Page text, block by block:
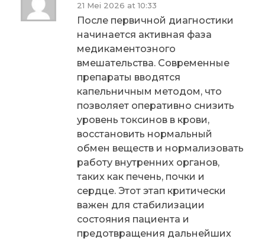
21 Mei 2026 at 10:33
После первичной диагностики
начинается активная фаза
медикаментозного
вмешательства. Современные
препараты вводятся
капельничным методом, что
позволяет оперативно снизить
уровень токсинов в крови,
восстановить нормальный
обмен веществ и нормализовать
работу внутренних органов,
таких как печень, почки и
сердце. Этот этап критически
важен для стабилизации
состояния пациента и
предотвращения дальнейших